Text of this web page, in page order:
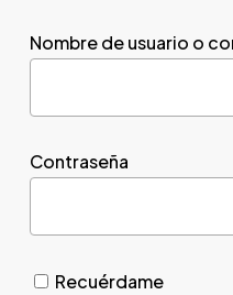
Nombre de usuario o
Contraseña
Recuérdame